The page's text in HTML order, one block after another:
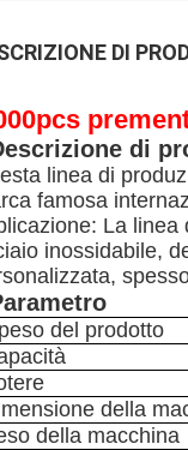
DI
di
linea di
famosa
La linea
inossidabile,
del prodotto
della
della macchina